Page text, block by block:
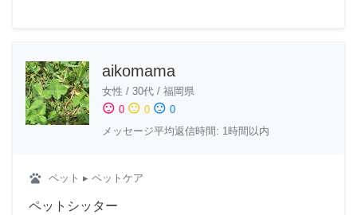
aikomama
女性 / 30代 / 福岡県
sentiment_satisfied 0 sentiment_neutral 0 sentiment_dissatisfied 0
メッセージ平均返信時間: 1時間以内
pets ペット ▸ ペットケア
ペットシッター